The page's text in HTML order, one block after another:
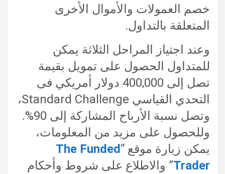
خصم العمولات والأموال الأخرى
المتعلقة بالتداول.
وعند اجتياز المراحل الثلاثة يمكن
للمتداول الحصول على تمويل بقيمة
تصل إلى 400,000 دولار أمريكي فى
التحدي القياسي Standard Challenge،
وتصل نسبة الأرباح المشاركة إلى 90%.
وللحصول على مزيد من المعلومات،
يمكن زيارة موقع “The Funded
Trader” والاطلاع على شروط وأحكام